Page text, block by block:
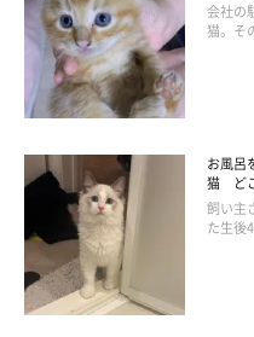
会社の
猫。そ
お風呂
猫 ど
飼い主
た生後